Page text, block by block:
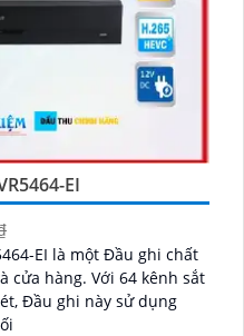
EI
EI là một Đầu ghi chất
64 kênh sắt
Đầu ghi này sử dụng